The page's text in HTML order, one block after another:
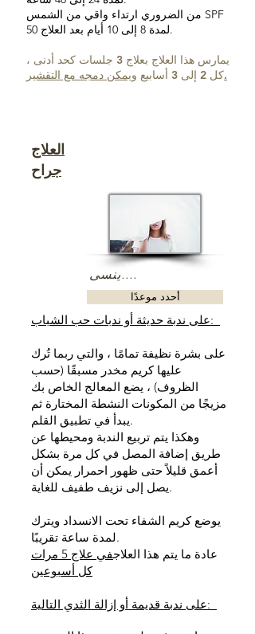
من الضروري ارتداء واقي من الشمس SPF
50 لمدة 8 إلى 10 أيام بعد العلاج.
يمارس هذا العلاج بعلاج 3 جلسات كحد أدنى ،
كل 2 إلى 3 أسابيع ويمكن دمجه مع التقشير.
العلاج
جراح
ينسى....
أحدد موعدًا
على ندبة حديثة أو ندبات حب الشباب:
على بشرة نظيفة تمامًا ، والتي ربما تُرك
عليها كريم مخدر مسبقًا (حسب
الظروف) ، يضع المعالج الخاص بك
مزيجًا من المكونات النشطة المختارة ثم
يبدأ في تطبيق القلم.
وهكذا يتم تربيع الندبة ومحيطها عن
طريق إضافة المصل في كل مرة بشكل
أعمق قليلاً حتى ظهور احمرار يمكن أن
يصل إلى نزيف طفيف للغاية.
يوضع كريم الشفاء تحت الانسداد ويترك
لمدة ساعة تقريبًا.
عادة ما يتم هذا العلاج
في علاج 5 مرات
كل أسبوعين
على ندبة قديمة أو إزالة الثدي التالية: